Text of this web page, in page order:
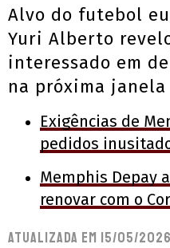
Alvo do futebol
Yuri Alberto
interessado em
na próxima
Exigências de
pedidos
Memphis Depay
renovar com o
Atualizada em 15/05/